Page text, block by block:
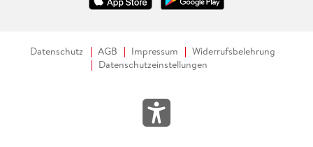
Datenschutz AGB Impressum
Widerrufsbelehrung
Datenschutzeinstellungen